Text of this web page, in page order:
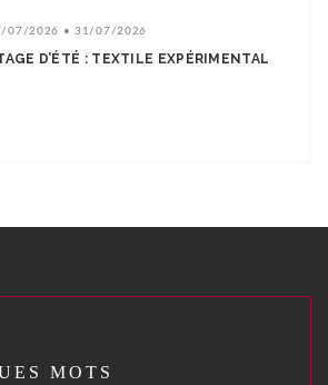
07/2026 • 31/07/2026
D’ÉTÉ : TEXTILE EXPÉRIMENTAL
MOTS